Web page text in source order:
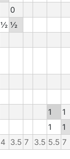
0
½ ½
1
1
1
1
4 3.5 7 3.5 5.5 7